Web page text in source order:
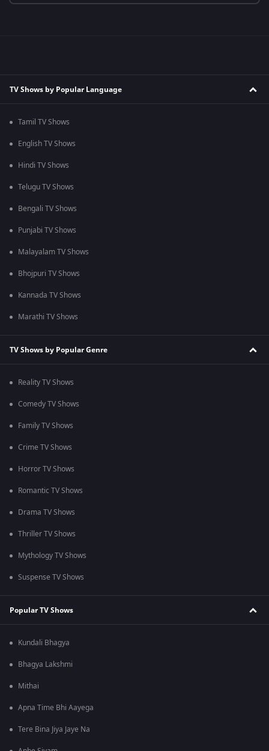
TV Shows by Popular Language
Tamil TV Shows
English TV Shows
Hindi TV Shows
Telugu TV Shows
Bengali TV Shows
Punjabi TV Shows
Malayalam TV Shows
Bhojpuri TV Shows
Kannada TV Shows
Marathi TV Shows
TV Shows by Popular Genre
Reality TV Shows
Comedy TV Shows
Family TV Shows
Crime TV Shows
Horror TV Shows
Romantic TV Shows
Drama TV Shows
Thriller TV Shows
Mythology TV Shows
Suspense TV Shows
Popular TV Shows
Kundali Bhagya
Bhagya Lakshmi
Mithai
Apna Time Bhi Aayega
Tere Bina Jiya Jaye Na